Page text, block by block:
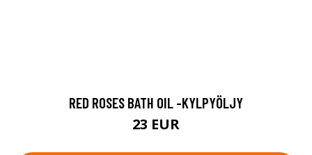
RED ROSES BATH OIL -KYLPYÖLJY
23 EUR